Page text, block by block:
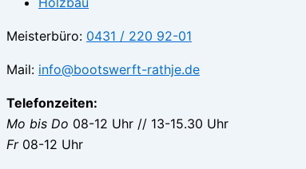
Meisterbüro: 0431 / 220 92-01
Mail: info@bootswerft-rathje.de
Telefonzeiten:
Mo bis Do 08-12 Uhr // 13-15.30 Uhr
Fr 08-12 Uhr